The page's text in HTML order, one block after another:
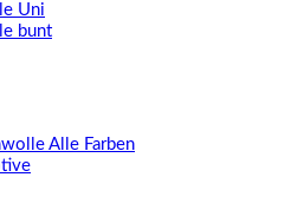
Uni
bunt
Alle Farben